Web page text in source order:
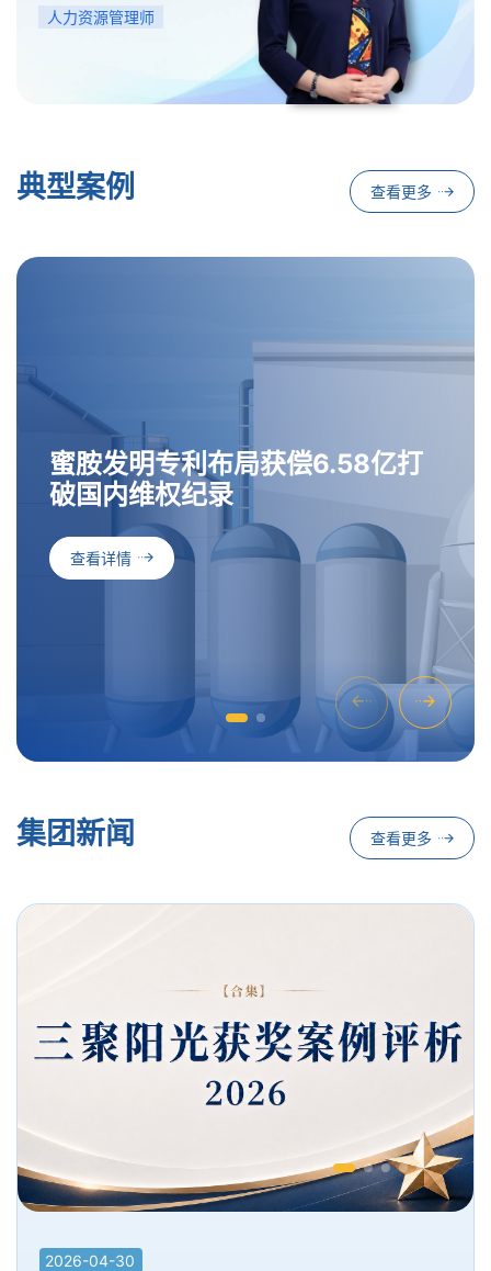
人力资源管理师
典型案例 查看更多
蜜胺发明专利布局获偿6.58亿打
破国 内维权纪录
查看详情
集团新闻 查看更多
2026-04-30